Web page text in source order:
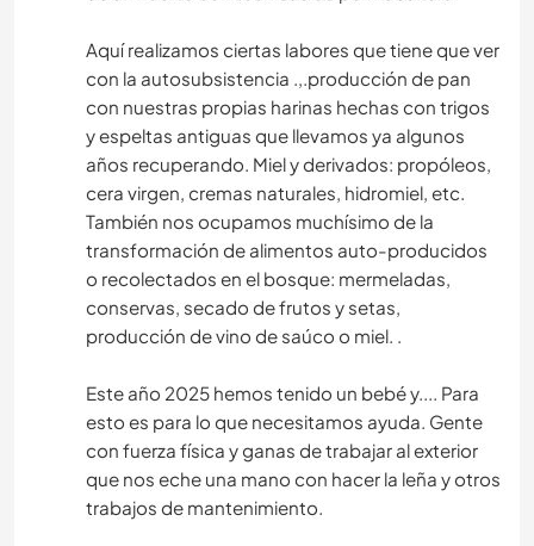
Aquí realizamos ciertas labores que tiene que ver
con la autosubsistencia .,.producción de pan
con nuestras propias harinas hechas con trigos
y espeltas antiguas que llevamos ya algunos
años recuperando. Miel y derivados: propóleos,
cera virgen, cremas naturales, hidromiel, etc.
También nos ocupamos muchísimo de la
transformación de alimentos auto-producidos
o recolectados en el bosque: mermeladas,
conservas, secado de frutos y setas,
producción de vino de saúco o miel. .
Este año 2025 hemos tenido un bebé y.... Para
esto es para lo que necesitamos ayuda. Gente
con fuerza física y ganas de trabajar al exterior
que nos eche una mano con hacer la leña y otros
trabajos de mantenimiento.